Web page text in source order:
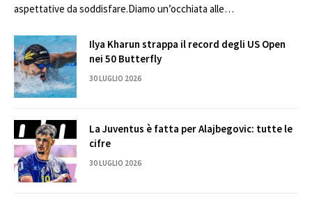
aspettative da soddisfare.Diamo un’occhiata alle…
Ilya Kharun strappa il record degli US Open
nei 50 Butterfly
30 LUGLIO 2026
La Juventus è fatta per Alajbegovic: tutte le
cifre
30 LUGLIO 2026